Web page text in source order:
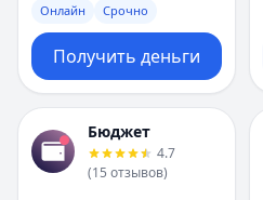
Онлайн Срочно
Получить деньги
Бюджет
4.7
(15 отзывов)